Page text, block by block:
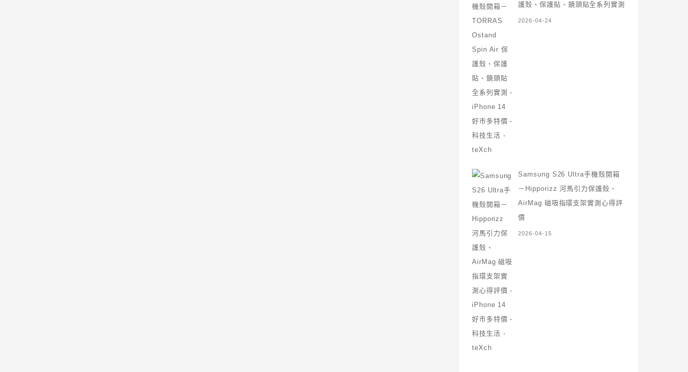
護殼、保護貼、鏡頭貼全系列實測
2026-04-24
Samsung S26 Ultra手機殼開箱
－Hipporizz 河馬引力保護殼、
AirMag 磁吸指環支架實測心得評
價
2026-04-15